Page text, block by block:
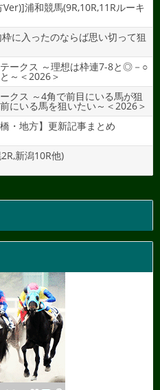
浦和競馬(9R,10R,11Rルーキ
枠に入ったのならば思い切って狙
テークス ～理想は枠連7-8と◎－○
～＜2026＞
クス ～4角で前目にいる馬が狙
にいる馬を狙いたい～＜2026＞
・地方】更新記事まとめ
新潟10R他)